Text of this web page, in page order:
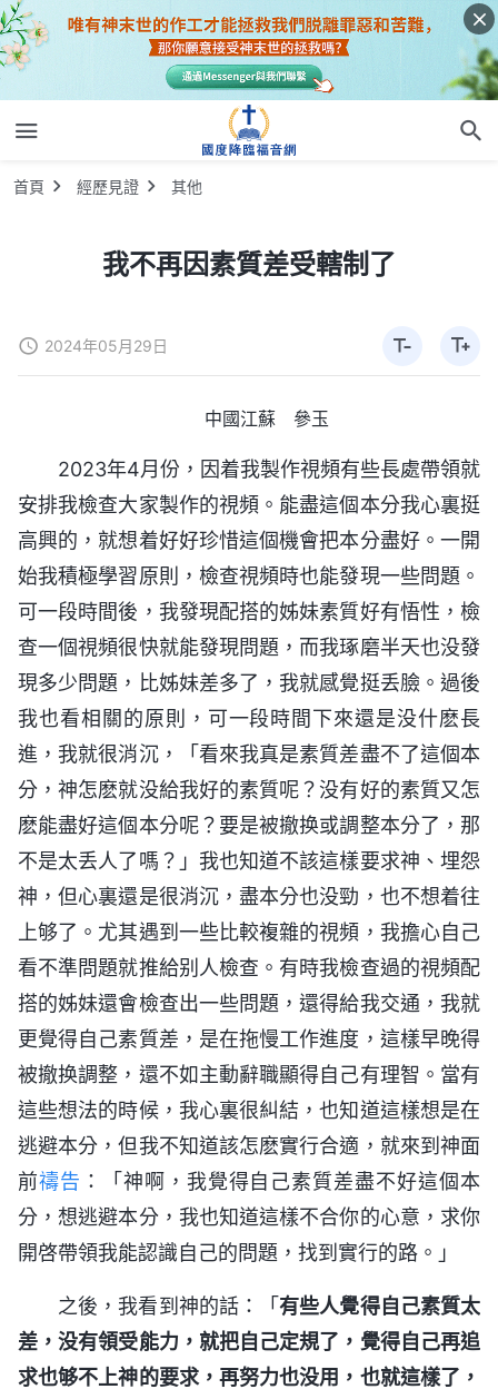
首頁 經歷見證 其他
我不再因素質差受轄制了
2024年05月29日
中國江蘇 參玉
2023年4月份，因着我製作視頻有些長處帶領就
安排我檢查大家製作的視頻。能盡這個本分我心裏挺
高興的，就想着好好珍惜這個機會把本分盡好。一開
始我積極學習原則，檢查視頻時也能發現一些問題。
可一段時間後，我發現配搭的姊妹素質好有悟性，檢
查一個視頻很快就能發現問題，而我琢磨半天也没發
現多少問題，比姊妹差多了，我就感覺挺丢臉。過後
我也看相關的原則，可一段時間下來還是没什麽長
進，我就很消沉，「看來我真是素質差盡不了這個本
分，神怎麽就没給我好的素質呢？没有好的素質又怎
麽能盡好這個本分呢？要是被撤换或調整本分了，那
不是太丢人了嗎？」我也知道不該這樣要求神、埋怨
神，但心裏還是很消沉，盡本分也没勁，也不想着往
上够了。尤其遇到一些比較複雜的視頻，我擔心自己
看不準問題就推給别人檢查。有時我檢查過的視頻配
搭的姊妹還會檢查出一些問題，還得給我交通，我就
更覺得自己素質差，是在拖慢工作進度，這樣早晚得
被撤换調整，還不如主動辭職顯得自己有理智。當有
這些想法的時候，我心裏很糾結，也知道這樣想是在
逃避本分，但我不知道該怎麽實行合適，就來到神面
前禱告 ：「神啊，我覺得自己素質差盡不好這個本
分，想逃避本分，我也知道這樣不合你的心意，求你
開啓帶領我能認識自己的問題，找到實行的路。」
之後，我看到神的話：「有些人覺得自己素質太
差，没有領受能力，就把自己定規了，覺得自己再追
求也够不上神的要求，再努力也没用，也就這樣了，